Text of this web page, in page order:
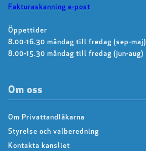
Fakturaskanning e-post
Öppettider
8.00-16.30 måndag till fredag (sep-maj)
8.00-15.30 måndag till fredag (jun-aug)
Om oss
Om Privattandläkarna
Styrelse och valberedning
Kontakta kansliet